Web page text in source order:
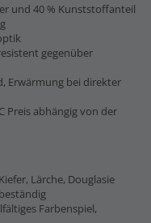
und 40 % Kunststoffanteil
gegenüber
Erwärmung bei direkter
Preis abhängig von der
Lärche, Douglasie
Farbenspiel,